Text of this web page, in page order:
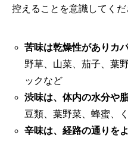
控えることを意識してくだ
苦味は乾燥性がありカ
野草、山菜、茄子、葉
ックなど
渋味は、体内の水分や
豆類、葉野菜、蜂蜜、
辛味は、経路の通りをよ